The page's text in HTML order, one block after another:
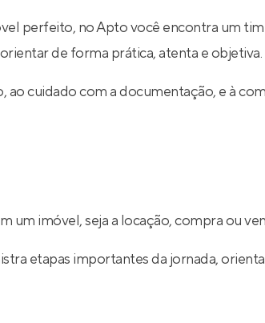
perfeito, no Apto você encontra um
de forma prática, atenta e objetiva.
ao cuidado com a documentação, e à
um imóvel, seja a locação, compra ou
etapas importantes da jornada, orienta